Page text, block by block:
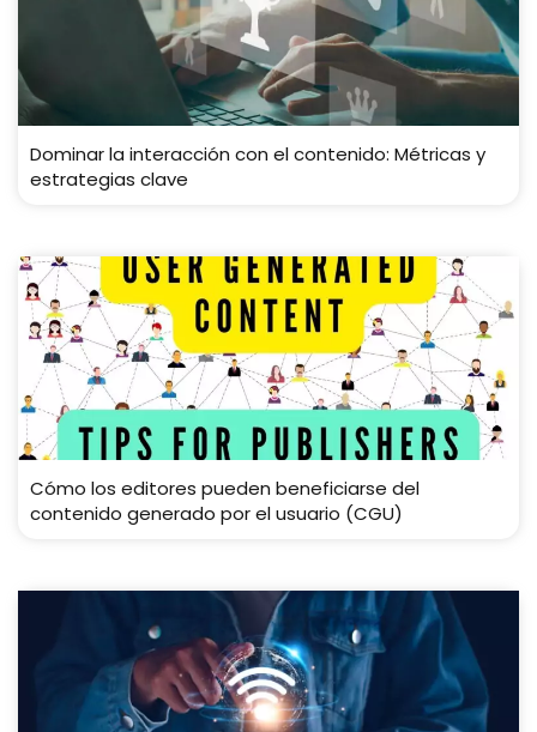
Dominar la interacción con el contenido: Métricas y
estrategias clave
Cómo los editores pueden beneficiarse del
contenido generado por el usuario (CGU)